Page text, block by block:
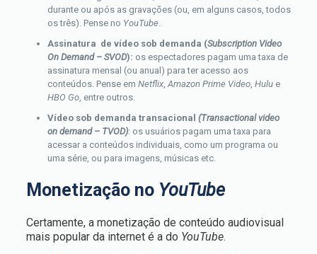
durante ou após as gravações (ou, em alguns casos, todos
os três). Pense no YouTube.
Assinatura de vídeo sob demanda (Subscription Video
On Demand – SVOD): os espectadores pagam uma taxa de
assinatura mensal (ou anual) para ter acesso aos
conteúdos. Pense em Netflix,Amazon Prime Video, Hulue
HBO Go, entre outros.
Vídeo sob demanda transacional (Transactional video
on demand – TVOD): os usuários pagam uma taxa para
acessar a conteúdos individuais, como um programa ou
uma série, ou para imagens, músicas etc.
Monetização no YouTube
Certamente, a monetização de conteúdo audiovisual
mais popular da internet é a do YouTube.